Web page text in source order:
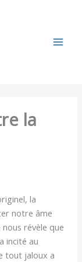
la
la
notre âme
nous révèle que
incité au
tout jaloux a